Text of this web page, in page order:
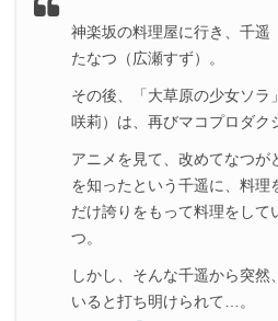
3. 『なつぞら』第25週148話ま
神楽坂の料理屋に行き、千遥
たなつ（広瀬すず）。
その後、「大草原の少女ソラ
咲莉）は、再びマコプロダク
アニメを見て、改めてなつが
を知ったという千遥に、料理
だけ誇りをもって料理をして
つ。
しかし、そんな千遥から突然
いると打ち明けられて…。